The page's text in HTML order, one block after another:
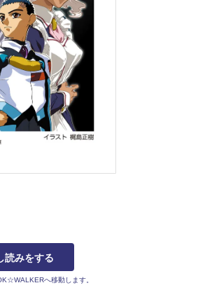
読みをする
へ移動します。